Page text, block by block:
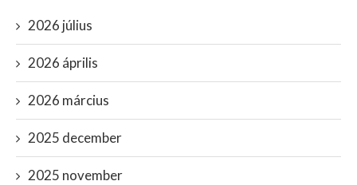
2026 július
2026 április
2026 március
2025 december
2025 november